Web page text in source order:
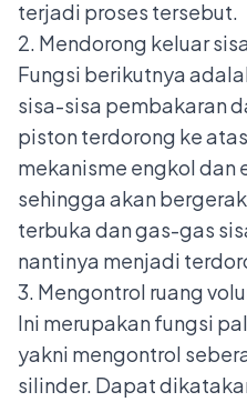
terjadi proses tersebut.
2. Mendorong keluar
Fungsi berikutnya
sisa-sisa pembakaran
piston terdorong ke
mekanisme engkol dan
sehingga akan
terbuka dan gas-gas
nantinya menjadi
3. Mengontrol ruang
Ini merupakan fungsi
yakni mengontrol
silinder. Dapat